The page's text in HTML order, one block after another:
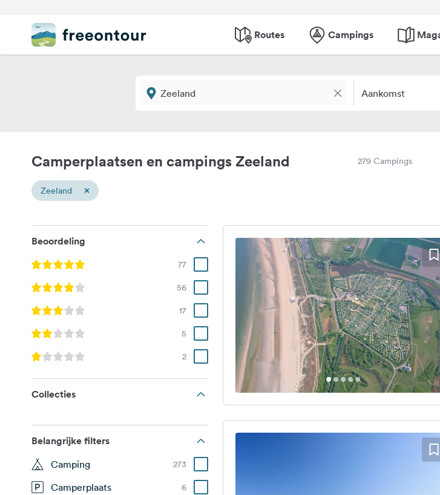
Routes Campings
Aankomst
Camperplaatsen en campings Zeeland 279 Campings
Zeeland ×
Beoordeling
77
56
17
5
2
Collecties
Belangrijke filters
Camping 273
Camperplaats 6